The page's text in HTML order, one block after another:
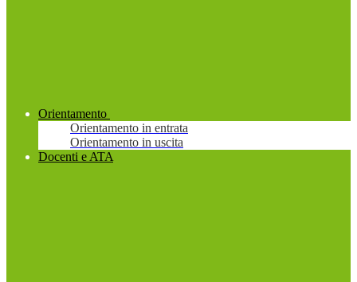
Orientamento
Orientamento in entrata
Orientamento in uscita
Docenti e ATA